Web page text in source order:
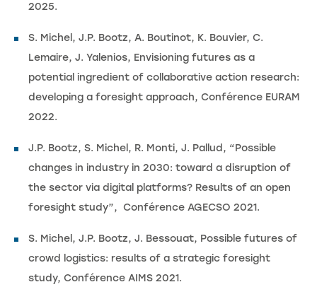
2025.
S. Michel, J.P. Bootz, A. Boutinot, K. Bouvier, C.
Lemaire, J. Yalenios, Envisioning futures as a
potential ingredient of collaborative action research:
developing a foresight approach, Conférence EURAM
2022.
J.P. Bootz, S. Michel, R. Monti, J. Pallud, “Possible
changes in industry in 2030: toward a disruption of
the sector via digital platforms? Results of an open
foresight study”, Conférence AGECSO 2021.
S. Michel, J.P. Bootz, J. Bessouat, Possible futures of
crowd logistics: results of a strategic foresight
study, Conférence AIMS 2021.